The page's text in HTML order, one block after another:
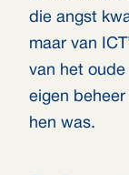
die angst
maar van
van het oude
eigen
hen was.